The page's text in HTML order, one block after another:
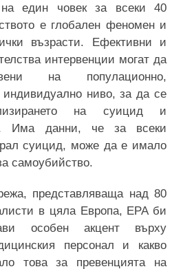
един човек за всеки 40
е глобален феномен и
възрасти. Ефективни и
интервенции могат да
на популационно,
ниво, за да се
на суицид и
Има данни, че за всеки
суицид, може да е имало
самоубийство.
представляваща над 80
в цяла Европа, EPA би
особен акцент върху
персонал и какво
това за превенциятана